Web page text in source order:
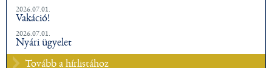
2026.07.01.
Vakáció!
2026.07.01.
Nyári ügyelet
Tovább a hírlistához